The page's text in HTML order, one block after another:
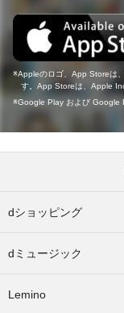
Appleのロゴ、App Storeは
す。App Storeは、Apple
Google Play および Google
dショッピング
dミュージック
Lemino